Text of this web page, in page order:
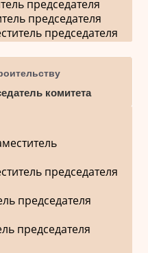
председателя
председателя
председателя
комитета
председателя
председателя
председателя